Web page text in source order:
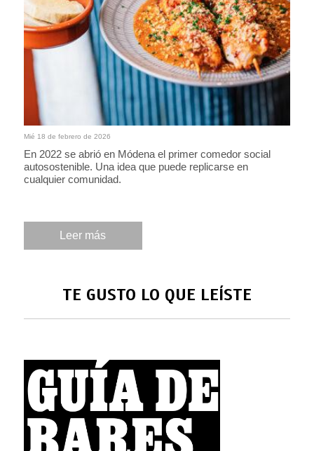
Mié 18 de febrero de 2026
En 2022 se abrió en Módena el primer comedor social
autosostenible. Una idea que puede replicarse en
cualquier comunidad.
Leer más
TE GUSTO LO QUE LEÍSTE